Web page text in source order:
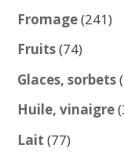
Fromage 241241
Fruits 7474
Glaces, sorbets
Huile, vinaigre
Lait 7777